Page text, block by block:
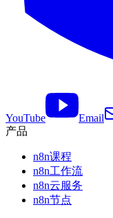
YouTube
Email
产品
n8n课程
n8n工作流
n8n云服务
n8n节点